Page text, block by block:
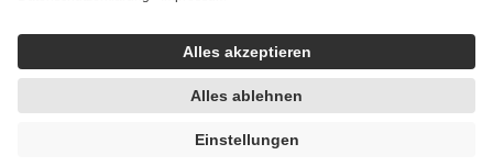
Einholung von Bewertungen. Trusted Shops hat Maßnahmen
getroffen, um sicherzustellen, dass es sich um echte Bewertungen
handelt. Mehr Informationen findest du hier:
https://help.etrusted.com/hc/de/articles/4419944605341